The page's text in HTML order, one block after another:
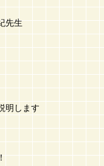
先生
明します